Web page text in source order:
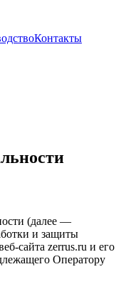
Контакты
(далее —
и защиты
сайта zerrus.ru и его
Оператору